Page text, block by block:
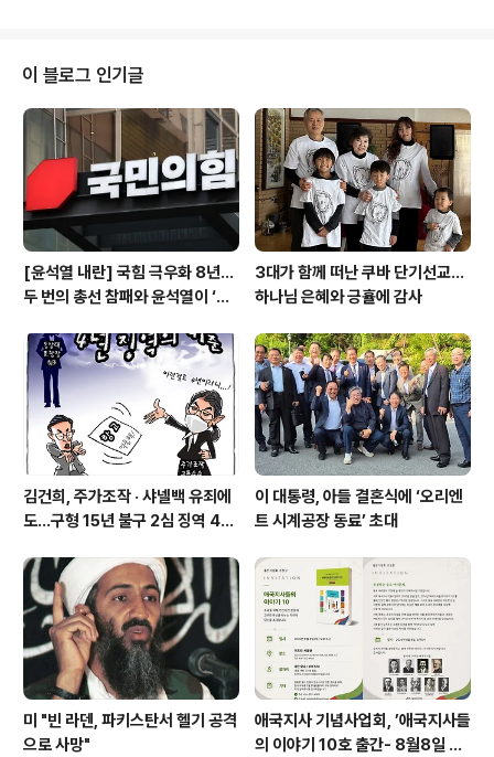
창조주의 구원의 이야기로 알려져있다. 애굽(이집트)에서
노예상태로 고통받는 이스라엘 백성을 해방시켜 ‘젖과 꿀
이 흐르는 약속의 땅’ 가나안 입성까지의 계획과 섭리, 그리
고 놀라운 ‘역사하심’이 그려진다. 그 구속사의 줄기는 전능
자의 무한한 은혜의 손길에 의지하면서도 노예습성을 버리
지 못한 채 불순종과 배반을 반복하고..
이 블로그 인기글
[윤석열 내란] 국힘 극우화 8년…
두 번의 총선 참패와 윤석열이 ‘폭
3대가 함께 떠난 쿠바 단기선교...
하나님 은혜와 긍휼에 감사
김건희, 주가조작 · 샤넬백 유죄에
도…구형 15년 불구 2심 징역 4년
이 대통령, 아들 결혼식에 ‘오리엔
트 시계공장 동료’ 초대
미 "빈 라덴, 파키스탄서 헬기 공격
으로 사망"
애국지사 기념사업회, ’애국지사들
의 이야기 10호 출간- 8월8일 출